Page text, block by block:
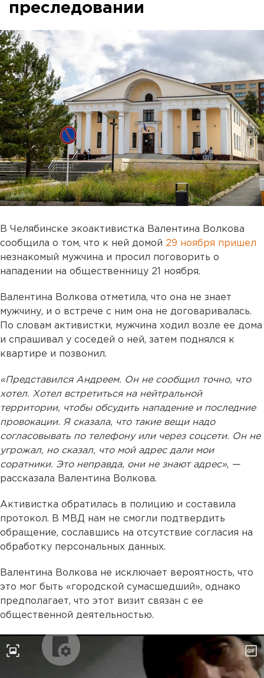
преследовании
В Челябинске экоактивистка Валентина Волкова
сообщила о том, что к ней домой 29 ноября пришел
незнакомый мужчина и просил поговорить о
нападении на общественницу 21 ноября.
Валентина Волкова отметила, что она не знает
мужчину, и о встрече с ним она не договаривалась.
По словам активистки, мужчина ходил возле ее дома
и спрашивал у соседей о ней, затем поднялся к
квартире и позвонил.
«Представился Андреем. Он не сообщил точно, что
хотел. Хотел встретиться на нейтральной
территории, чтобы обсудить нападение и последние
провокации. Я сказала, что такие вещи надо
согласовывать по телефону или через соцсети. Он не
угрожал, но сказал, что мой адрес дали мои
соратники. Это неправда, они не знают адрес», —
рассказала Валентина Волкова.
Активистка обратилась в полицию и составила
протокол. В МВД нам не смогли подтвердить
обращение, сославшись на отсутствие согласия на
обработку персональных данных.
Валентина Волкова не исключает вероятность, что
это мог быть «городской сумасшедший», однако
предполагает, что этот визит связан с ее
общественной деятельностью.